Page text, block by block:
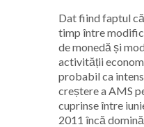
Dat fiind faptul
timp între
de monedă și
activității
probabil ca
creștere a AMS
cuprinse între
2011 încă